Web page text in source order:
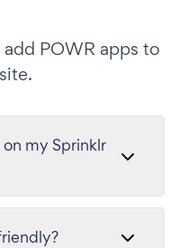
POWR apps to
my Sprinklr